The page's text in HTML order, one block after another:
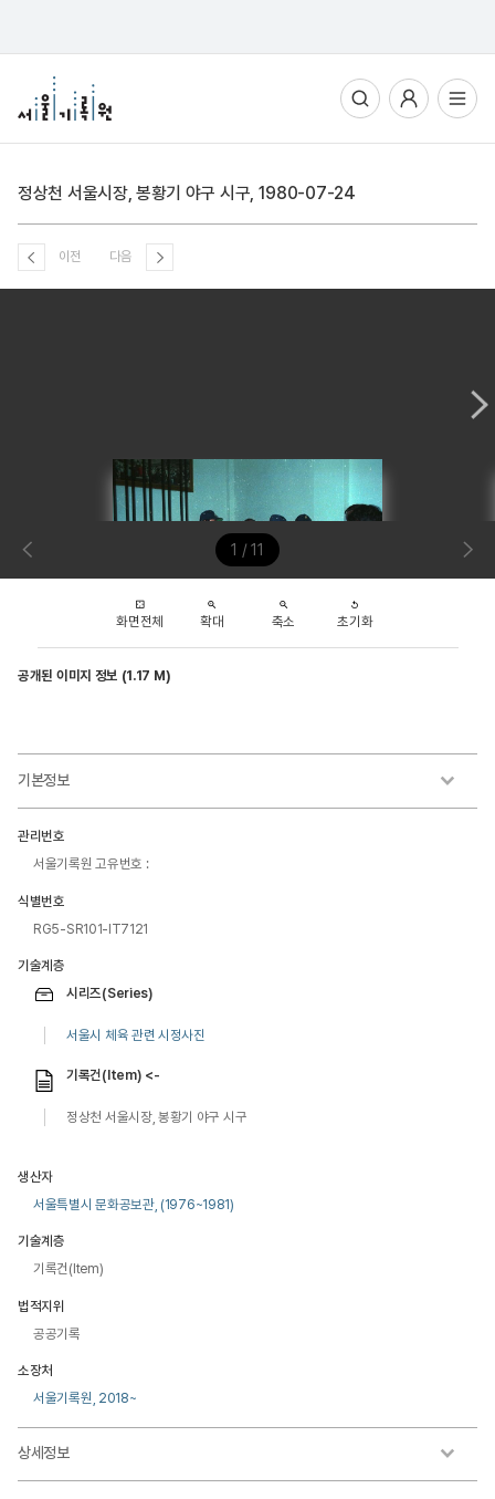
전체메뉴열기
정상천 서울시장, 봉황기 야구 시구, 1980-07-24
이전 다음
1 / 11
화면전체 확대 축소 초기화
공개된 이미지 정보 (1.17 M)
기본정보
관리번호
서울기록원 고유번호 :
식별번호
RG5-SR101-IT7121
기술계층
시리즈(Series)
서울시 체육 관련 시정사진
기록건(Item) <-
정상천 서울시장, 봉황기 야구 시구
생산자
서울특별시 문화공보관, (1976~1981)
기술계층
기록건(Item)
법적지위
공공기록
소장처
서울기록원, 2018~
상세정보